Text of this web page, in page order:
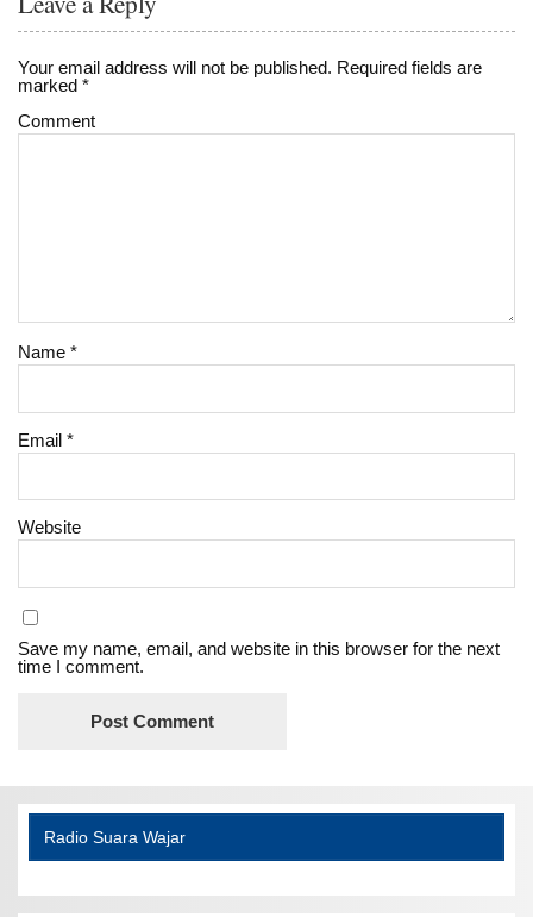
Your email address will not be published. Required fields are
marked*
Comment
Name*
Email*
Website
Save my name, email, and website in this browser for the next
time I comment.
Radio Suara Wajar